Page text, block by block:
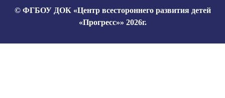
© ФГБОУ ДОК «Центр всестороннего развития детей
«Прогресс»» 2026г.